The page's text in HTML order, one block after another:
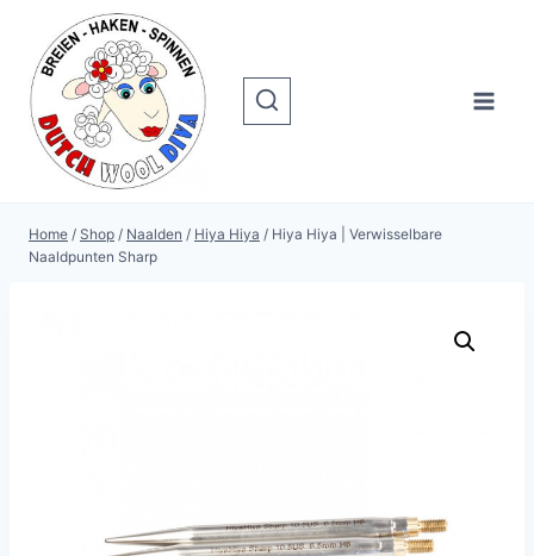
inhoud
Home / Shop / Naalden / Hiya Hiya / Hiya Hiya | Verwisselbare
Naaldpunten Sharp